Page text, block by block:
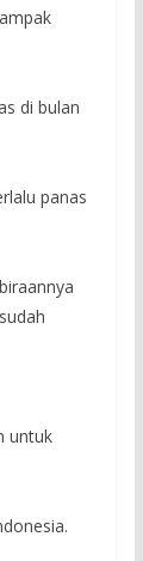
di bulan
panas
untuk